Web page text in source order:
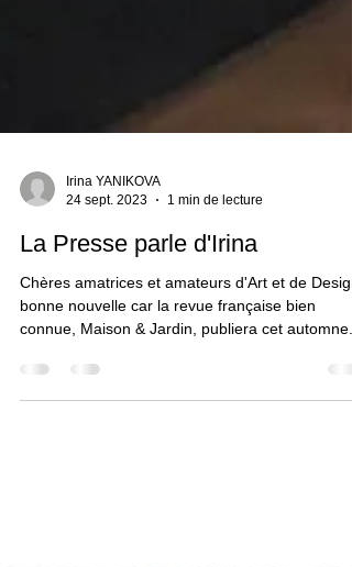
24 sept. 2023
1 min de lecture
La Presse parle d'Irina
Chères amatrices et amateurs d'Art et de
connue, Maison & Jardin, publiera cet automne...